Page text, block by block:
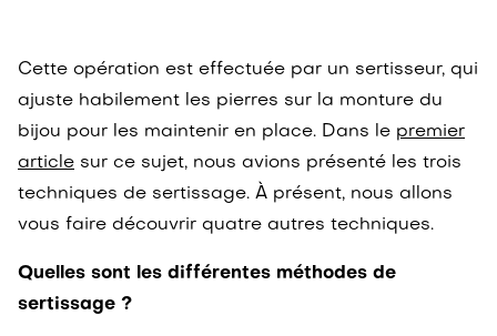
Cette opération est effectuée par un sertisseur, qui
ajuste habilement les pierres sur la monture du
bijou pour les maintenir en place. Dans le premier
article sur ce sujet, nous avions présenté les trois
techniques de sertissage. À présent, nous allons
vous faire découvrir quatre autres techniques.
Quelles sont les différentes méthodes de
sertissage ?